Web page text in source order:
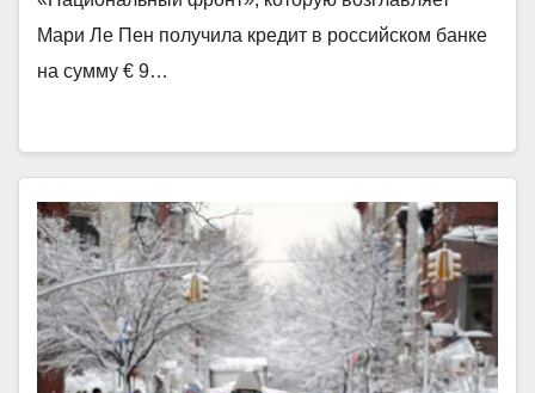
Мари Ле Пен получила кредит в российском банке
на сумму € 9…